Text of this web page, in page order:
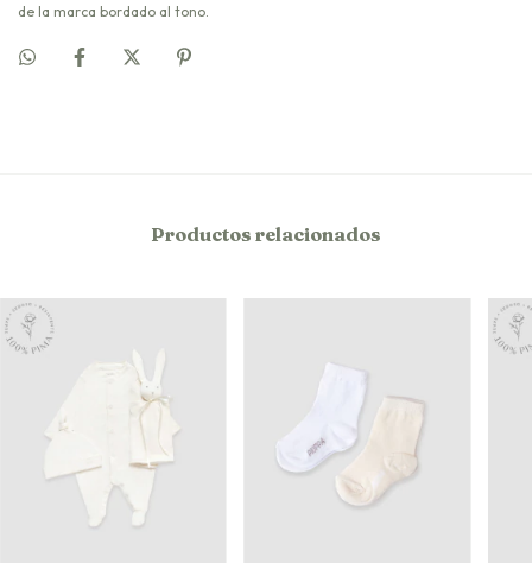
de la marca bordado al tono.
Productos relacionados